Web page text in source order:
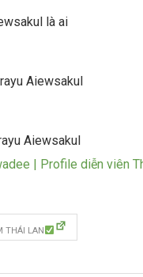
là ai
Aiewsakul
Aiewsakul
| Profile diễn viên
THÁI LAN